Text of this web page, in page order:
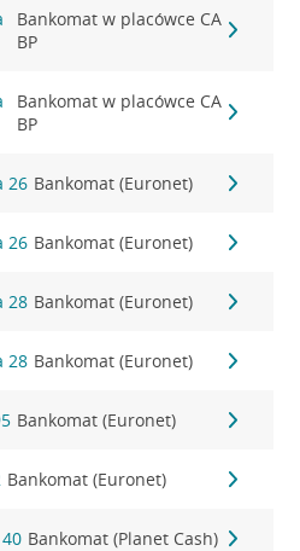
Bankomat w placówce CA
BP
Bankomat w placówce CA
BP
26 Bankomat (Euronet)
26 Bankomat (Euronet)
28 Bankomat (Euronet)
28 Bankomat (Euronet)
Bankomat (Euronet)
Bankomat (Euronet)
Bankomat (Planet Cash)